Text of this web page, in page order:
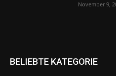
November 9,
BELIEBTE KATEGORIE